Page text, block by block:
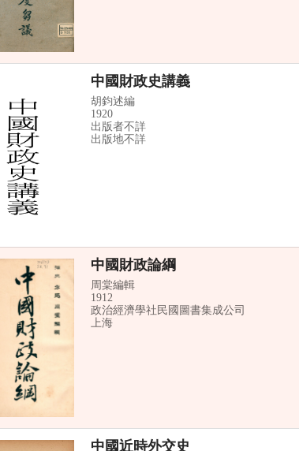
中國財政史講義
胡鈞述編
1920
出版者不詳
出版地不詳
中國財政論綱
周棠編輯
1912
政治經濟學社民國圖書集成公司
上海
中國近時外交史